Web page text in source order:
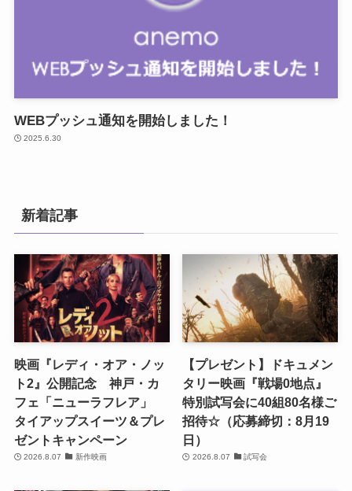
WEBプッシュ通知を開始しました！
2025.6.30
新着記事
映画『レディ・オア・ノッ
ト2』公開記念 神戸・カ
フェ「ニューラフレア」
タイアップスイーツ＆プレ
ゼントキャンペーン
2026.8.07 新作映画
【プレゼント】ドキュメン
タリー映画『戦場0地点』
特別試写会に40組80名様ご
招待☆（応募締切：8月19
日）
2026.8.07 試写会